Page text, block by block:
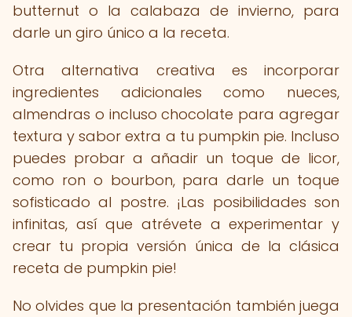
butternut o la calabaza de invierno, para
darle un giro único a la receta.
Otra alternativa creativa es incorporar
ingredientes adicionales como nueces,
almendras o incluso chocolate para agregar
textura y sabor extra a tu pumpkin pie. Incluso
puedes probar a añadir un toque de licor,
como ron o bourbon, para darle un toque
sofisticado al postre. ¡Las posibilidades son
infinitas, así que atrévete a experimentar y
crear tu propia versión única de la clásica
receta de pumpkin pie!
No olvides que la presentación también juega